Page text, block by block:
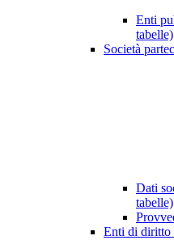
Enti
tabelle)
Società
Dati
tabelle)
Enti di diritto